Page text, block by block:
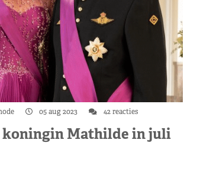
05 aug 2023 42 reacties
koningin Mathilde in juli